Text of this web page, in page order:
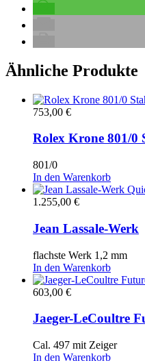
Ähnliche Produkte
753,00 €
Rolex Krone 801/0
801/0
In den Warenkorb
1.255,00 €
Jean Lassale-Werk
flachste Werk 1,2 mm
In den Warenkorb
603,00 €
Jaeger-LeCoultre
Cal. 497 mit Zeiger
In den Warenkorb